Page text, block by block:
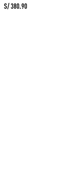
S/ 380.90